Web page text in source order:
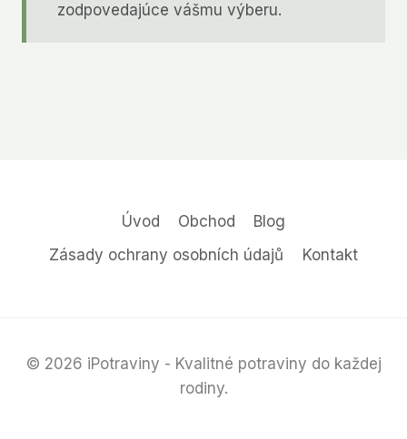
zodpovedajúce vášmu výberu.
Úvod Obchod
Blog
Zásady ochrany osobních údajů
Kontakt
© 2026 iPotraviny - Kvalitné potraviny do každej
rodiny.